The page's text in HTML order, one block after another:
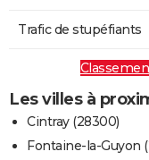
Trafic de stupéfiants
Les villes à
Cintray (28300)
Fontaine-la-Guyon